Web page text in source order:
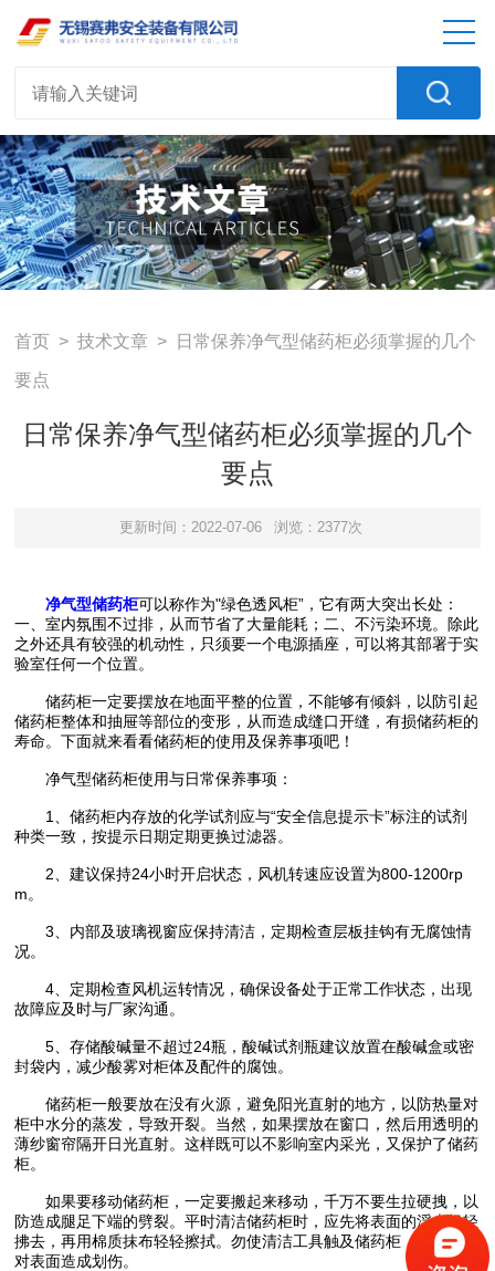
首页 >技术文章 > 日常保养净气型储药柜必须掌握的几个
要点
日常保养净气型储药柜必须掌握的几个
要点
更新时间：2022-07-06 浏览：2377次
净气型储药柜可以称作为"绿色透风柜”，它有两大突出长处：
一、室内氛围不过排，从而节省了大量能耗；二、不污染环境。除此
之外还具有较强的机动性，只须要一个电源插座，可以将其部署于实
验室任何一个位置。
储药柜一定要摆放在地面平整的位置，不能够有倾斜，以防引起
储药柜整体和抽屉等部位的变形，从而造成缝口开缝，有损储药柜的
寿命。下面就来看看储药柜的使用及保养事项吧！
净气型储药柜使用与日常保养事项：
1、储药柜内存放的化学试剂应与“安全信息提示卡”标注的试剂
种类一致，按提示日期定期更换过滤器。
2、建议保持24小时开启状态，风机转速应设置为800-1200rp
m。
3、内部及玻璃视窗应保持清洁，定期检查层板挂钩有无腐蚀情
况。
4、定期检查风机运转情况，确保设备处于正常工作状态，出现
故障应及时与厂家沟通。
5、存储酸碱量不超过24瓶，酸碱试剂瓶建议放置在酸碱盒或密
封袋内，减少酸雾对柜体及配件的腐蚀。
储药柜一般要放在没有火源，避免阳光直射的地方，以防热量对
柜中水分的蒸发，导致开裂。当然，如果摆放在窗口，然后用透明的
薄纱窗帘隔开日光直射。这样既可以不影响室内采光，又保护了储药
柜。
如果要移动储药柜，一定要搬起来移动，千万不要生拉硬拽，以
防造成腿足下端的劈裂。平时清洁储药柜时，应先将表面的浮尘轻轻
拂去，再用棉质抹布轻轻擦拭。勿使清洁工具触及储药柜，以免硬物
对表面造成划伤。